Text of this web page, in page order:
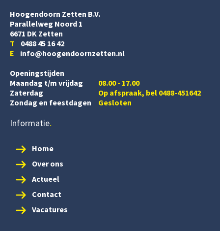
Hoogendoorn Zetten B.V.
Parallelweg Noord 1
6671 DK Zetten
T 0488 45 16 42
E info@hoogendoornzetten.nl
Openingstijden
Maandag t/m vrijdag
08.00 - 17.00
Zaterdag
Op afspraak, bel 0488-451642
Zondag en feestdagen
Gesloten
Informatie
Home
Over ons
Actueel
Contact
Vacatures